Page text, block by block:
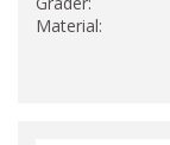
Material: